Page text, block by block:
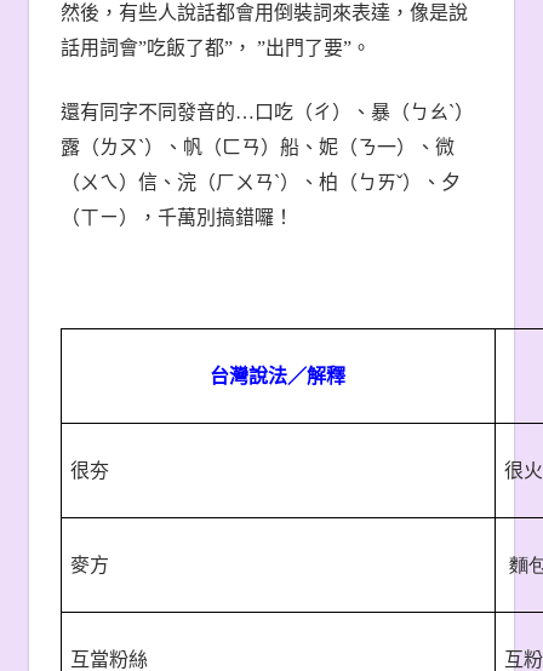
然後，有些人說話都會用倒裝詞來表達，像是說
話用詞會”吃飯了都”， ”出門了要”。
還有同字不同發音的… 口吃（ㄔ）、暴（ㄅㄠˋ）
露（ㄌㄡˋ）、帆（ㄈㄢ）船、妮（ㄋ一）、微
（ㄨㄟ）信、浣（ㄏㄨㄢˋ）、柏（ㄅㄞˇ）、夕
（ㄒㄧ），千萬別搞錯囉！
台灣說法／解釋
很夯 很火
麥方 麵
互當粉絲 互粉